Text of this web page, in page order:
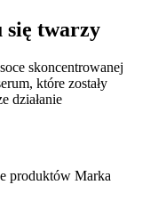
się twarzy
skoncentrowanej
które zostały
działanie
produktów Marka